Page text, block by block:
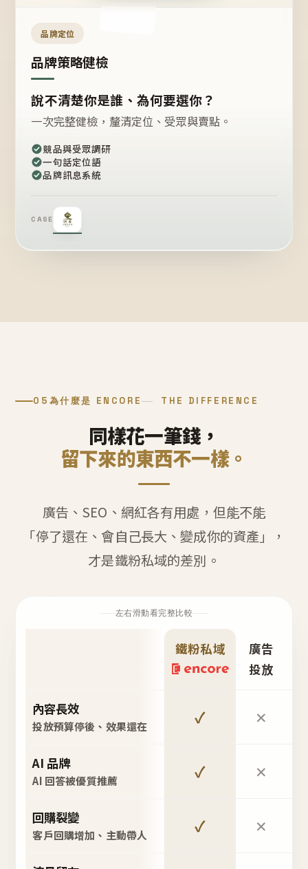
品牌定位
品牌策略健檢
說不清楚你是誰、為何要選你？
一次完整健檢，釐清定位、受眾與賣點。
競品與受眾調研
一句話定位語
品牌訊息系統
CASE
05 為什麼是 ENCORE THE DIFFERENCE
同樣花一筆錢，
留下來的東西不一樣。
廣告、SEO、網紅各有用處，但能不能
「停了還在、會自己長大、變成你的資產」，
才是鐵粉私域的差別。
左右滑動看完整比較
鐵粉私域
廣告
投放
內容長效
投放預算停後、效果還在 ✓ ✕
AI 品牌
AI 回答被優質推薦 ✓ ✕
回購裂變
客戶回購增加、主動帶人 ✓ ✕